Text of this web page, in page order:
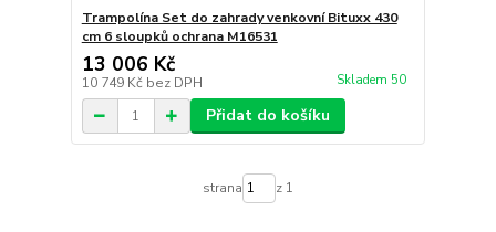
Trampolína Set do zahrady venkovní Bituxx 430
cm 6 sloupků ochrana M16531
13 006 Kč
10 749 Kč bez DPH Skladem 50
Přidat do košíku
strana z 1